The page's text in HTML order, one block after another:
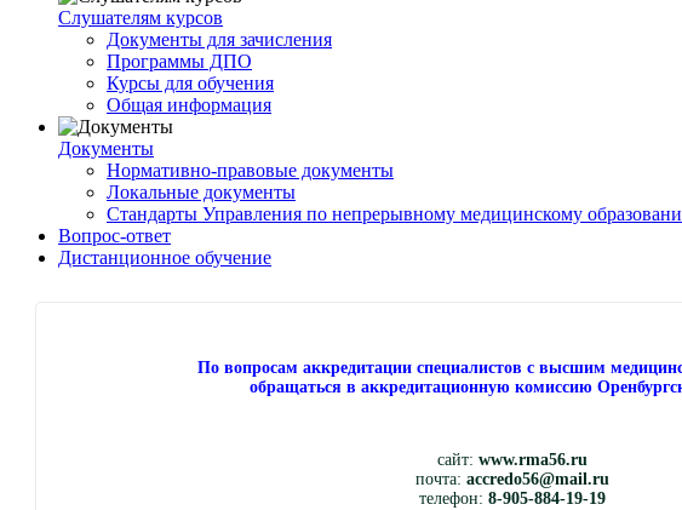
Слушателям курсов
Документы для зачисления
Программы ДПО
Курсы для обучения
Общая информация
Документы
Нормативно-правовые документы
Локальные документы
Стандарты Управления по непрерывному медицинскому
Вопрос-ответ
Дистанционное обучение
По вопросам аккредитации специалистов с высшим
обращаться в аккредитационную комиссию
сайт:www.rma56.ru
почта:accredo56@mail.ru
телефон:8-905-884-19-19